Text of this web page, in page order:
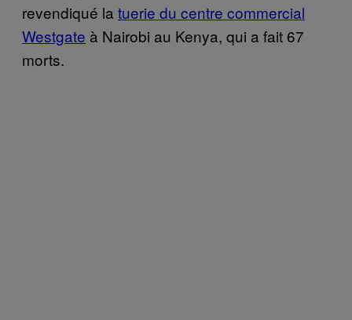
revendiqué la tuerie du centre commercial
Westgate à Nairobi au Kenya, qui a fait 67
morts.